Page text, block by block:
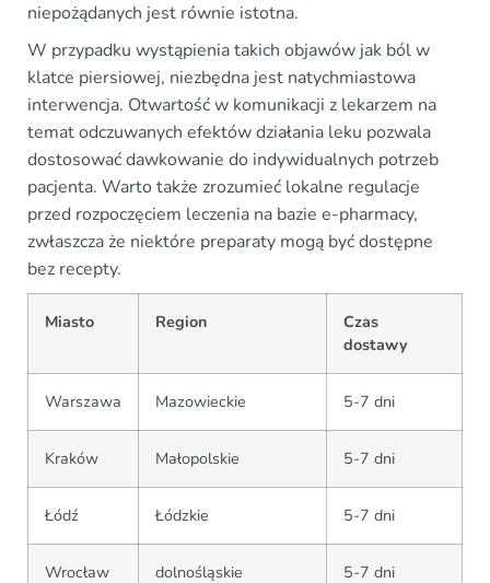
niepożądanych jest równie istotna.
W przypadku wystąpienia takich objawów jak ból w
klatce piersiowej, niezbędna jest natychmiastowa
interwencja. Otwartość w komunikacji z lekarzem na
temat odczuwanych efektów działania leku pozwala
dostosować dawkowanie do indywidualnych potrzeb
pacjenta. Warto także zrozumieć lokalne regulacje
przed rozpoczęciem leczenia na bazie e-pharmacy,
zwłaszcza że niektóre preparaty mogą być dostępne
bez recepty.
Miasto Region
Czas
dostawy
Warszawa Mazowieckie 5-7 dni
Kraków Małopolskie 5-7 dni
Łódź Łódzkie 5-7 dni
Wrocław dolnośląskie 5-7 dni